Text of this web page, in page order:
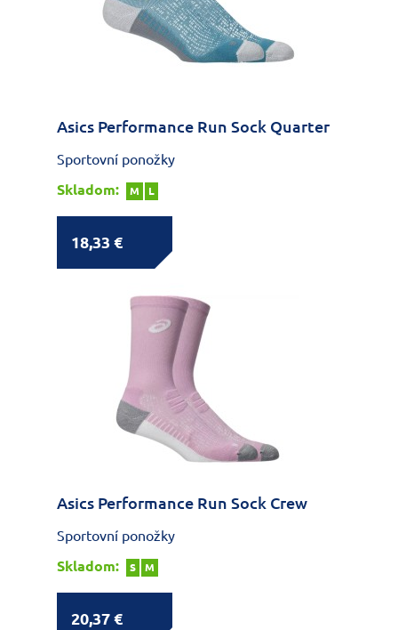
Asics Performance Run Sock Quarter
Sportovní ponožky
Skladom:
M L
18,33 €
Asics Performance Run Sock Crew
Sportovní ponožky
Skladom:
S M
20,37 €